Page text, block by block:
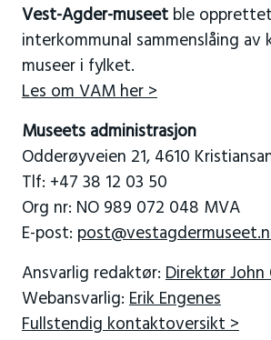
Vest-Agder-museetble
interkommunal sammenslåing
museer i fylket.
Les om VAM her >
Museets administrasjon
Odderøyveien 21, 4610
Tlf: +47 38 12 03 50
Org nr: NO 989 072 048 MVA
E-post:
Ansvarlig redaktør: Direktør John
Webansvarlig: Erik Engenes
Fullstendig kontaktoversikt >